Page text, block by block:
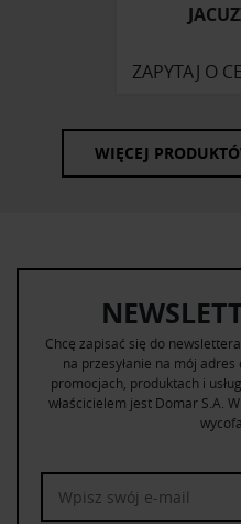
ZAPYTAJ O
WIĘCEJ
Chcę zapisać się do
na przesyłanie na mój
promocjach, produktach i
właścicielem jest Domar S.A.